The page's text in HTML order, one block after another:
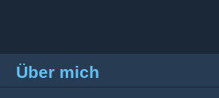
Über mich